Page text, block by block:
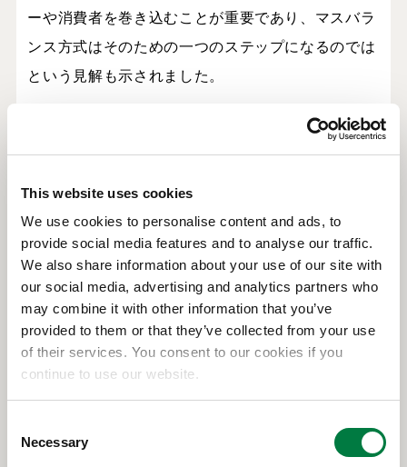
This website uses cookies
We use cookies to personalise content and ads, to
provide social media features and to analyse our traffic.
We also share information about your use of our site with
our social media, advertising and analytics partners who
may combine it with other information that you’ve
provided to them or that they’ve collected from your use
of their services. You consent to our cookies if you
continue to use our website.
Necessary
ーや消費者を巻き込むことが重要であり、マスバラ
ンス方式はそのための一つのステップになるのでは
という見解も示されました。
各業界で加速する、マスバランス方
の採用事例」と題して、ハーチ欧州のロンドン在住
伊藤氏とパリ在住 富山氏より、欧州在住の消費者
視点から見た市場の変化について紹介がありまし
た。
例えばイギリスのスーパー「Tesco」の紅茶コーナ
ード認証のマークが付いており 、フェアトレード